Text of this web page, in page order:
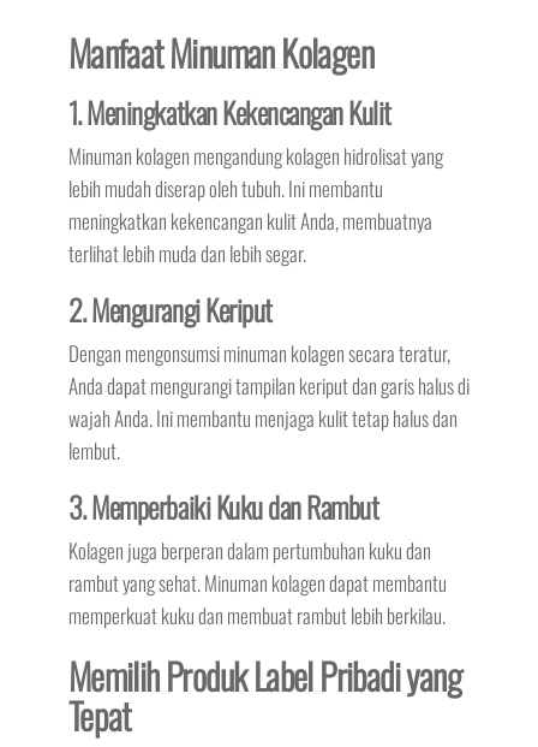
Manfaat Minuman Kolagen
1. Meningkatkan Kekencangan Kulit
Minuman kolagen mengandung kolagen hidrolisat yang
lebih mudah diserap oleh tubuh. Ini membantu
meningkatkan kekencangan kulit Anda, membuatnya
terlihat lebih muda dan lebih segar.
2. Mengurangi Keriput
Dengan mengonsumsi minuman kolagen secara teratur,
Anda dapat mengurangi tampilan keriput dan garis halus di
wajah Anda. Ini membantu menjaga kulit tetap halus dan
lembut.
3. Memperbaiki Kuku dan Rambut
Kolagen juga berperan dalam pertumbuhan kuku dan
rambut yang sehat. Minuman kolagen dapat membantu
memperkuat kuku dan membuat rambut lebih berkilau.
Memilih Produk Label Pribadi yang
Tepat